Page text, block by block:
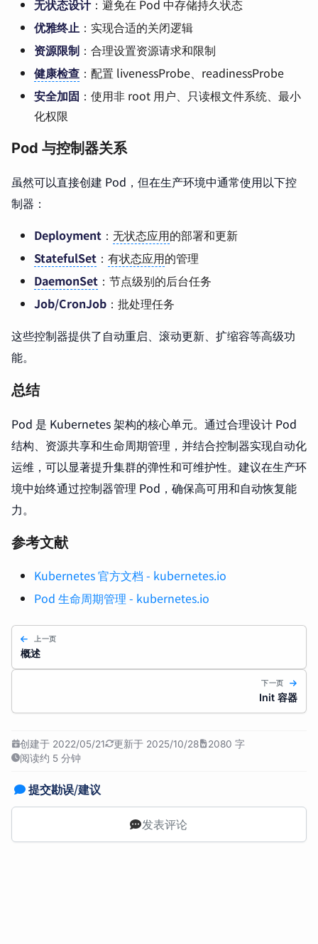
无状态设计：避免在 Pod 中存储持久状态
优雅终止 ：实现合适的关闭逻辑
资源限制 ：合理设置资源请求和限制
健康检查 ：配置 livenessProbe、readinessProbe
安全加固 ：使用非 root 用户、只读根文件系统、最小
化权限
Pod 与控制器关系
虽然可以直接创建 Pod，但在生产环境中通常使用以下控
制器：
Deployment ： 无状态应用的部署和更新
StatefulSet ： 有状态应用的管理
DaemonSet ：节点级别的后台任务
Job/CronJob ：批处理任务
这些控制器提供了自动重启、滚动更新、扩缩容等高级功
能。
总结
Pod 是 Kubernetes 架构的核心单元。通过合理设计 Pod
结构、资源共享和生命周期管理，并结合控制器实现自动化
运维，可以显著提升集群的弹性和可维护性。建议在生产环
境中始终通过控制器管理 Pod，确保高可用和自动恢复能
力。
参考文献
Kubernetes 官方文档 - kubernetes.io
Pod 生命周期管理 - kubernetes.io
上一页
概述
下一页
Init 容器
创建于 2022/05/21 更新于 2025/10/28
2080 字
阅读约 5 分钟
提交勘误/建议
发表评论